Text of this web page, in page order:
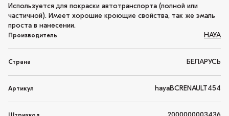
Используется для покраски автотранспорта (полной или
частичной). Имеет хорошие кроющие свойства, так же эмаль
проста в нанесении.
Производитель HAYA
Страна БЕЛАРУСЬ
Артикул hayaBCRENAULT454